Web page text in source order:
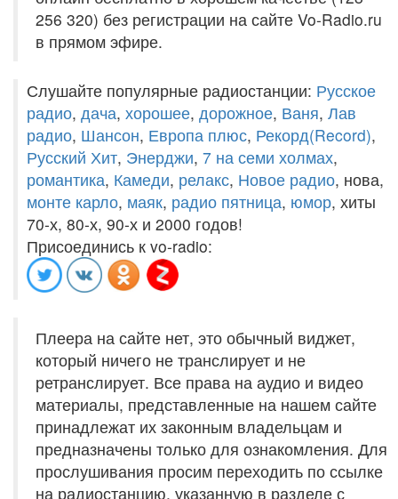
256 320) без регистрации на сайте Vo-Radio.ru
в прямом эфире.
Слушайте популярные радиостанции: Русское
радио, дача, хорошее, дорожное, Ваня, Лав
радио, Шансон, Европа плюс, Рекорд(Record),
Русский Хит, Энерджи, 7 на семи холмах,
романтика, Камеди, релакс, Новое радио, нова,
монте карло, маяк, радио пятница, юмор, хиты
70-х, 80-х, 90-х и 2000 годов!
Присоединись к vo-radio:
Плеера на сайте нет, это обычный виджет,
который ничего не транслирует и не
ретранслирует. Все права на аудио и видео
материалы, представленные на нашем сайте
принадлежат их законным владельцам и
предназначены только для ознакомления. Для
прослушивания просим переходить по ссылке
на радиостанцию, указанную в разделе с